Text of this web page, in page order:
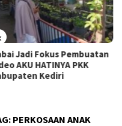
Jadi Fokus Pembuatan
AKU HATINYA PKK
Kediri
PERKOSAAN ANAK